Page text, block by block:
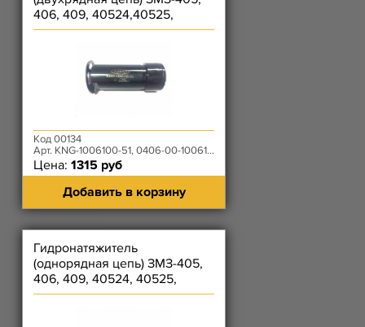
406, 409, 40524,40525,
40904, 514
Код 00134
Арт. KNG-1006100-51, 0406-00-1006100-223
Цена: 1315 руб
Добавить в корзину
Гидронатяжитель
(однорядная цепь) ЗМЗ-405,
406, 409, 40524, 40525,
40904